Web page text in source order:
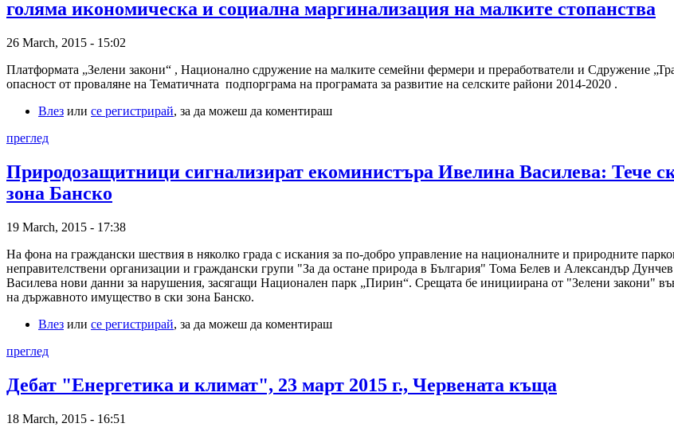
голяма икономическа и социална маргинализация на малките стопанства
26 March, 2015 - 15:02
Платформата „Зелени закони“ , Национално сдружение на малките семейни фермери и преработватели и Сдружение
опасност от проваляне на Тематичната подпорграма на програмата за развитие на селските райони 2014-2020 .
Влез или се регистрирай, за да можеш да коментираш
преглед
Природозащитници сигнализират екоминистъра Ивелина Василева: Тече
зона Банско
19 March, 2015 - 17:38
На фона на граждански шествия в няколко града с искания за по-добро управление на националните и природните
неправителствени организации и граждански групи "За да остане природа в България" Тома Белев и Александър
Василева нови данни за нарушения, засягащи Национален парк „Пирин“. Срещата бе инициирана от "Зелени закони"
на държавното имущество в ски зона Банско.
Влез или се регистрирай, за да можеш да коментираш
преглед
Дебат "Енергетика и климат", 23 март 2015 г., Червената къща
18 March, 2015 - 16:51